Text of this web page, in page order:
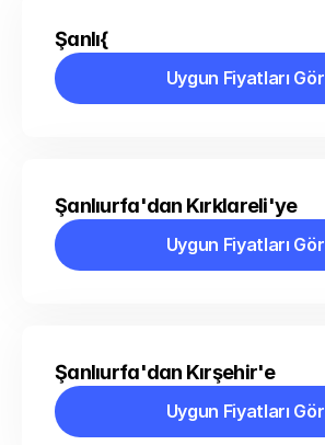
Şanlı{
Uygun Fiyatları Gör
Uygun Fiyatları Gör
Şanlıurfa'dan Kırklareli'ye
Uygun Fiyatları Gör
Uygun Fiyatları Gör
Şanlıurfa'dan Kırşehir'e
Uygun Fiyatları Gör
Uygun Fiyatları Gör